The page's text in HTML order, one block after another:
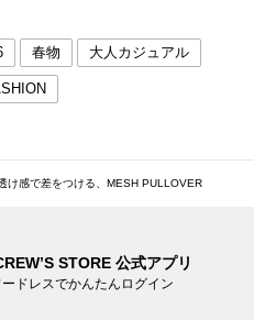
春物 大人カジュアル
け感で差をつける、MESH PULLOVER
STORE 公式アプリ
ドレスでかんたんログイン